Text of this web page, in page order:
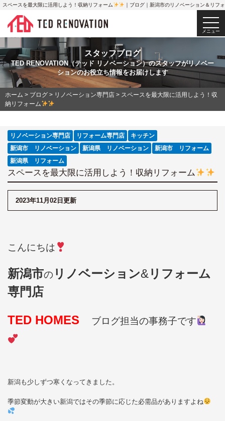
スペースを最大限に活用しよう！収納リフォーム ｜ブログ｜新潟市のリノベーション＆リフ
メニュー
スタッフブログ
TED RENOVATION（テッド リノベーション）のスタッフがリノベー
ションのお役立ち情報をお届けします
ホーム > ブログ > リノベーション専門店 > スペースを最大限に活用しよう！収
納リフォーム
リノベーション専門店 リフォーム専門店
キッチン
新潟市 リノベーション
新潟県 リノベーション
新潟市 リフォーム
新潟県 リフォーム
スペースを最大限に活用しよう！収納リフォーム
2023年11月02日更新
こんにちは
新潟市の リノベーション&リフォーム
専門店
TED HOMES ブログ担当の事務子です
新潟も少しずつ寒くなってきました。
季節変動が大きい新潟ではその季節に応じた必需品がありますよね